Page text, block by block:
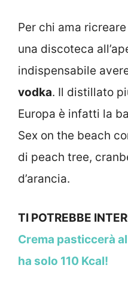
Per chi ama
una discoteca
indispensabile
vodka. Il distillato
Europa è infatti la
Sex on the beach
di peach tree,
d’arancia.
TI POTREBBE
Crema pasticcerà
ha solo 110 Kcal!